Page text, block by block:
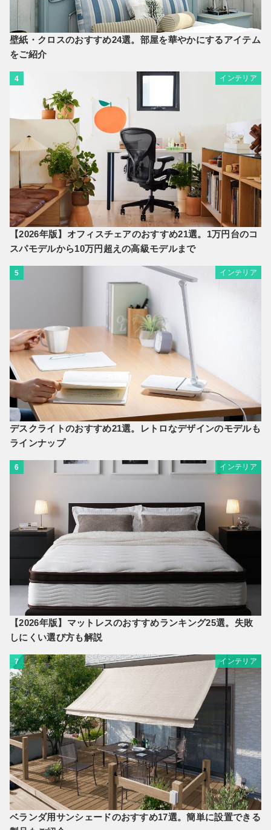
壁紙・クロスのおすすめ24選。部屋を華やかにするアイテム
をご紹介
4 インテリア
【2026年版】オフィスチェアのおすすめ21選。1万円台のコ
スパモデルから10万円超えの高級モデルまで
5 インテリア
デスクライトのおすすめ21選。レトロなデザインのモデルも
ラインナップ
6 インテリア
【2026年版】マットレスのおすすめランキング25選。失敗
しにくい選び方も解説
7 インテリア
ベランダ用サンシェードのおすすめ17選。簡単に設置できる